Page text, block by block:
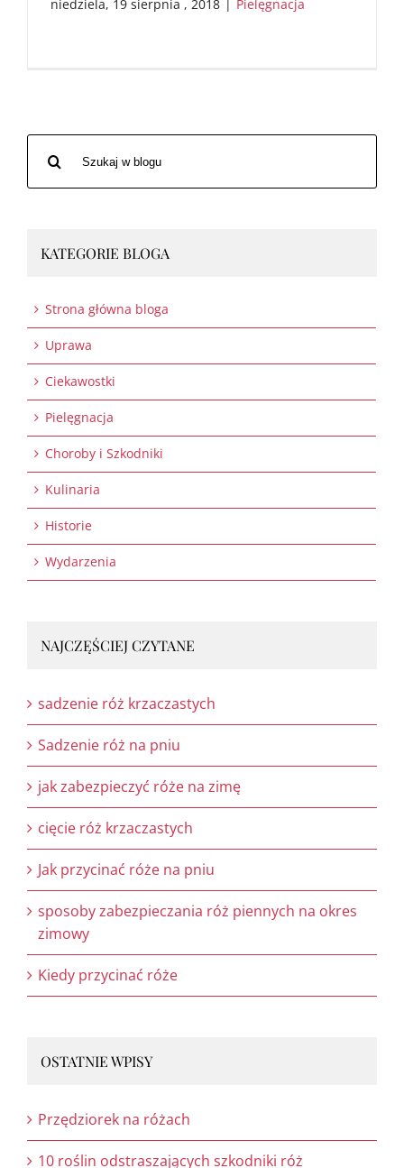
niedziela, 19 sierpnia , 2018 Pielęgnacja
KATEGORIE BLOGA
Strona główna bloga
Uprawa
Ciekawostki
Pielęgnacja
Choroby i Szkodniki
Kulinaria
Historie
Wydarzenia
NAJCZĘŚCIEJ CZYTANE
sadzenie róż krzaczastych
Sadzenie róż na pniu
jak zabezpieczyć róże na zimę
cięcie róż krzaczastych
Jak przycinać róże na pniu
sposoby zabezpieczania róż piennych na okres
zimowy
Kiedy przycinać róże
OSTATNIE WPISY
Przędziorek na różach
10 roślin odstraszających szkodniki róż